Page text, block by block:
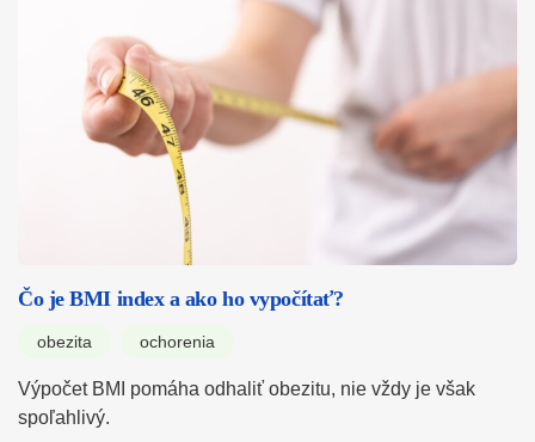
Čo je BMI index a ako ho vypočítať?
obezita ochorenia
Výpočet BMI pomáha odhaliť obezitu, nie vždy je však
spoľahlivý.